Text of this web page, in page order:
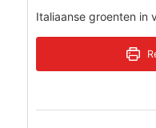
Italiaanse groenten in